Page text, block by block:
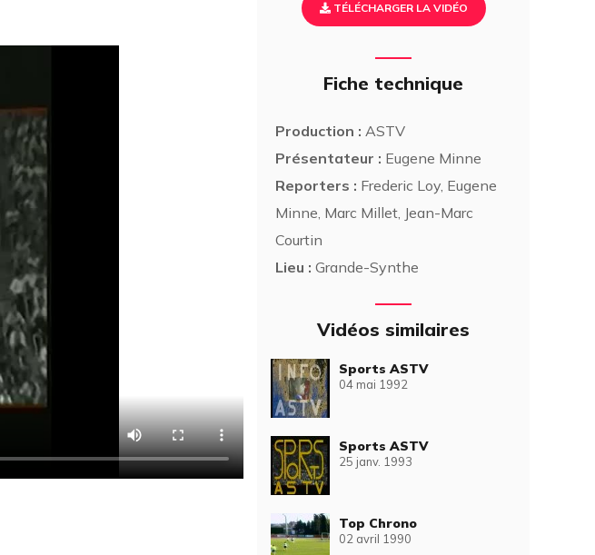
TÉLÉCHARGER LA VIDÉO
Fiche technique
Production : ASTV
Présentateur : Eugene Minne
Reporters : Frederic Loy, Eugene
Minne, Marc Millet, Jean-Marc
Courtin
Lieu : Grande-Synthe
Vidéos similaires
Sports ASTV
04 mai 1992
Sports ASTV
25 janv. 1993
Top Chrono
02 avril 1990